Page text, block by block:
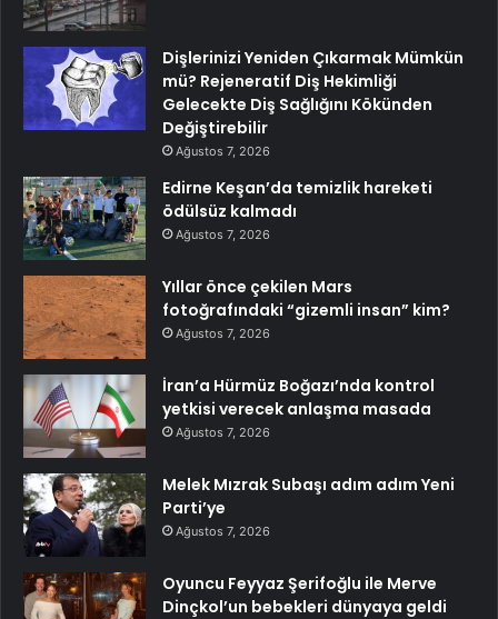
Dişlerinizi Yeniden Çıkarmak Mümkün
mü? Rejeneratif Diş Hekimliği
Gelecekte Diş Sağlığını Kökünden
Değiştirebilir
Ağustos 7, 2026
Edirne Keşan’da temizlik hareketi
ödülsüz kalmadı
Ağustos 7, 2026
Yıllar önce çekilen Mars
fotoğrafındaki “gizemli insan” kim?
Ağustos 7, 2026
İran’a Hürmüz Boğazı’nda kontrol
yetkisi verecek anlaşma masada
Ağustos 7, 2026
Melek Mızrak Subaşı adım adım Yeni
Parti’ye
Ağustos 7, 2026
Oyuncu Feyyaz Şerifoğlu ile Merve
Dinçkol’un bebekleri dünyaya geldi